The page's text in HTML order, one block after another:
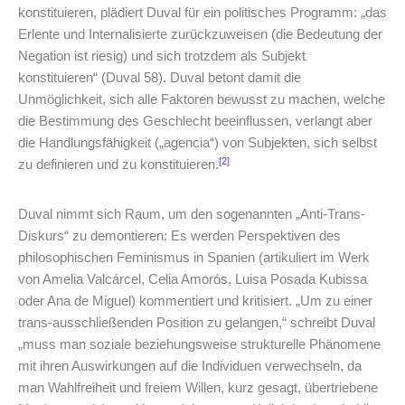
konstituieren, plädiert Duval für ein politisches Programm: „das
Erlente und Internalisierte zurückzuweisen (die Bedeutung der
Negation ist riesig) und sich trotzdem als Subjekt
konstituieren“ (Duval 58). Duval betont damit die
Unmöglichkeit, sich alle Faktoren bewusst zu machen, welche
die Bestimmung des Geschlecht beeinflussen, verlangt aber
die Handlungsfähigkeit („agencia“) von Subjekten, sich selbst
zu definieren und zu konstituieren.[2]
Duval nimmt sich Raum, um den sogenannten „Anti-Trans-
Diskurs“ zu demontieren: Es werden Perspektiven des
philosophischen Feminismus in Spanien (artikuliert im Werk
von Amelia Valcárcel, Celia Amorós, Luisa Posada Kubissa
oder Ana de Miguel) kommentiert und kritisiert. „Um zu einer
trans-ausschließenden Position zu gelangen,“ schreibt Duval
„muss man soziale beziehungsweise strukturelle Phänomene
mit ihren Auswirkungen auf die Individuen verwechseln, da
man Wahlfreiheit und freiem Willen, kurz gesagt, übertriebene